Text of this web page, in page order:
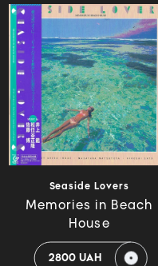
Seaside Lovers
Memories in Beach
House
2800 UAH